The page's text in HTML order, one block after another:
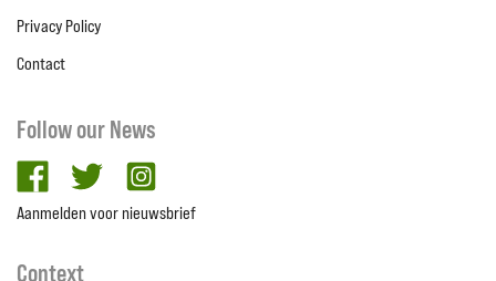
Privacy Policy
Contact
Follow our News
facebooktwitter
Aanmelden voor nieuwsbrief
Context